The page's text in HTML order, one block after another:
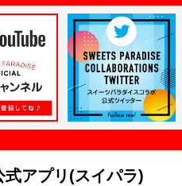
アプリ(スイパラ)